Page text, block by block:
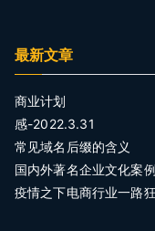
最新文章
商业计划
感-2022.3.31
常见域名后缀的含义
国内外著名企业文化案例
疫情之下电商行业一路